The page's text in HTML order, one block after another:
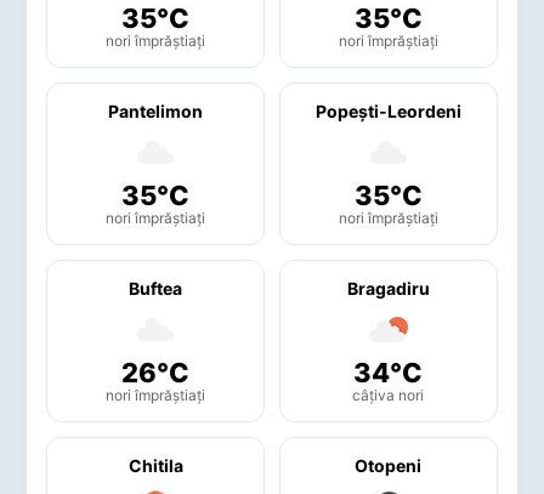
35°C
nori împrăștiați
35°C
nori împrăștiați
Pantelimon
35°C
nori împrăștiați
Popeşti-Leordeni
35°C
nori împrăștiați
Buftea
26°C
nori împrăștiați
Bragadiru
34°C
câțiva nori
Chitila Otopeni